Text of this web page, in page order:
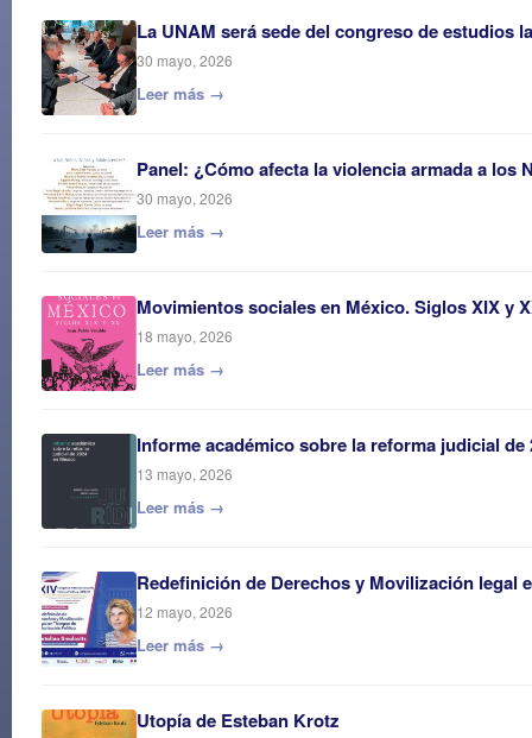
La UNAM será sede del congreso de estudios
30 mayo, 2026
Leer más →
Panel: ¿Cómo afecta la violencia armada a los
30 mayo, 2026
Leer más →
Movimientos sociales en México. Siglos XIX y
18 mayo, 2026
Leer más →
Informe académico sobre la reforma judicial de
13 mayo, 2026
Leer más →
Redefinición de Derechos y Movilización legal
12 mayo, 2026
Leer más →
Utopía de Esteban Krotz